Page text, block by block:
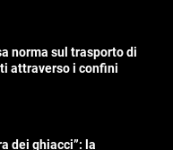
norma sul trasporto di
attraverso i confini
dei ghiacci”: la